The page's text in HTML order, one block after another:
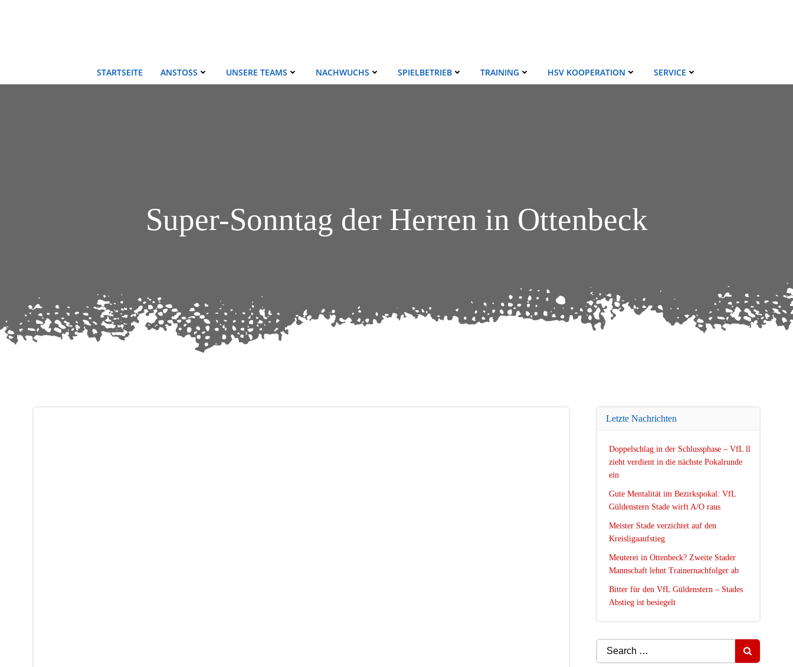
STARTSEITE ANSTOSS UNSERE TEAMS NACHWUCHS SPIELBETRIEB TRAINING HSV KOOPERATION SERVICE
Super-Sonntag der Herren in Ottenbeck
Letzte Nachrichten
Doppelschlag in der Schlussphase – VfL ll
zieht verdient in die nächste Pokalrunde
ein
Gute Mentalität im Bezirkspokal: VfL
Güldenstern Stade wirft A/O raus
Meister Stade verzichtet auf den
Kreisligaaufstieg
Meuterei in Ottenbeck? Zweite Stader
Mannschaft lehnt Trainernachfolger ab
Bitter für den VfL Güldenstern – Stades
Abstieg ist besiegelt
Search
for: